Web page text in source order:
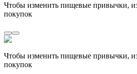
Чтобы изменить пищевые привычки,
покупок
Чтобы изменить пищевые привычки,
покупок